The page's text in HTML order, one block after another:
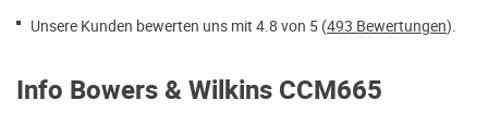
Unsere Kunden bewerten uns mit 4.8 von 5 (493 Bewertungen).
Info Bowers & Wilkins CCM665